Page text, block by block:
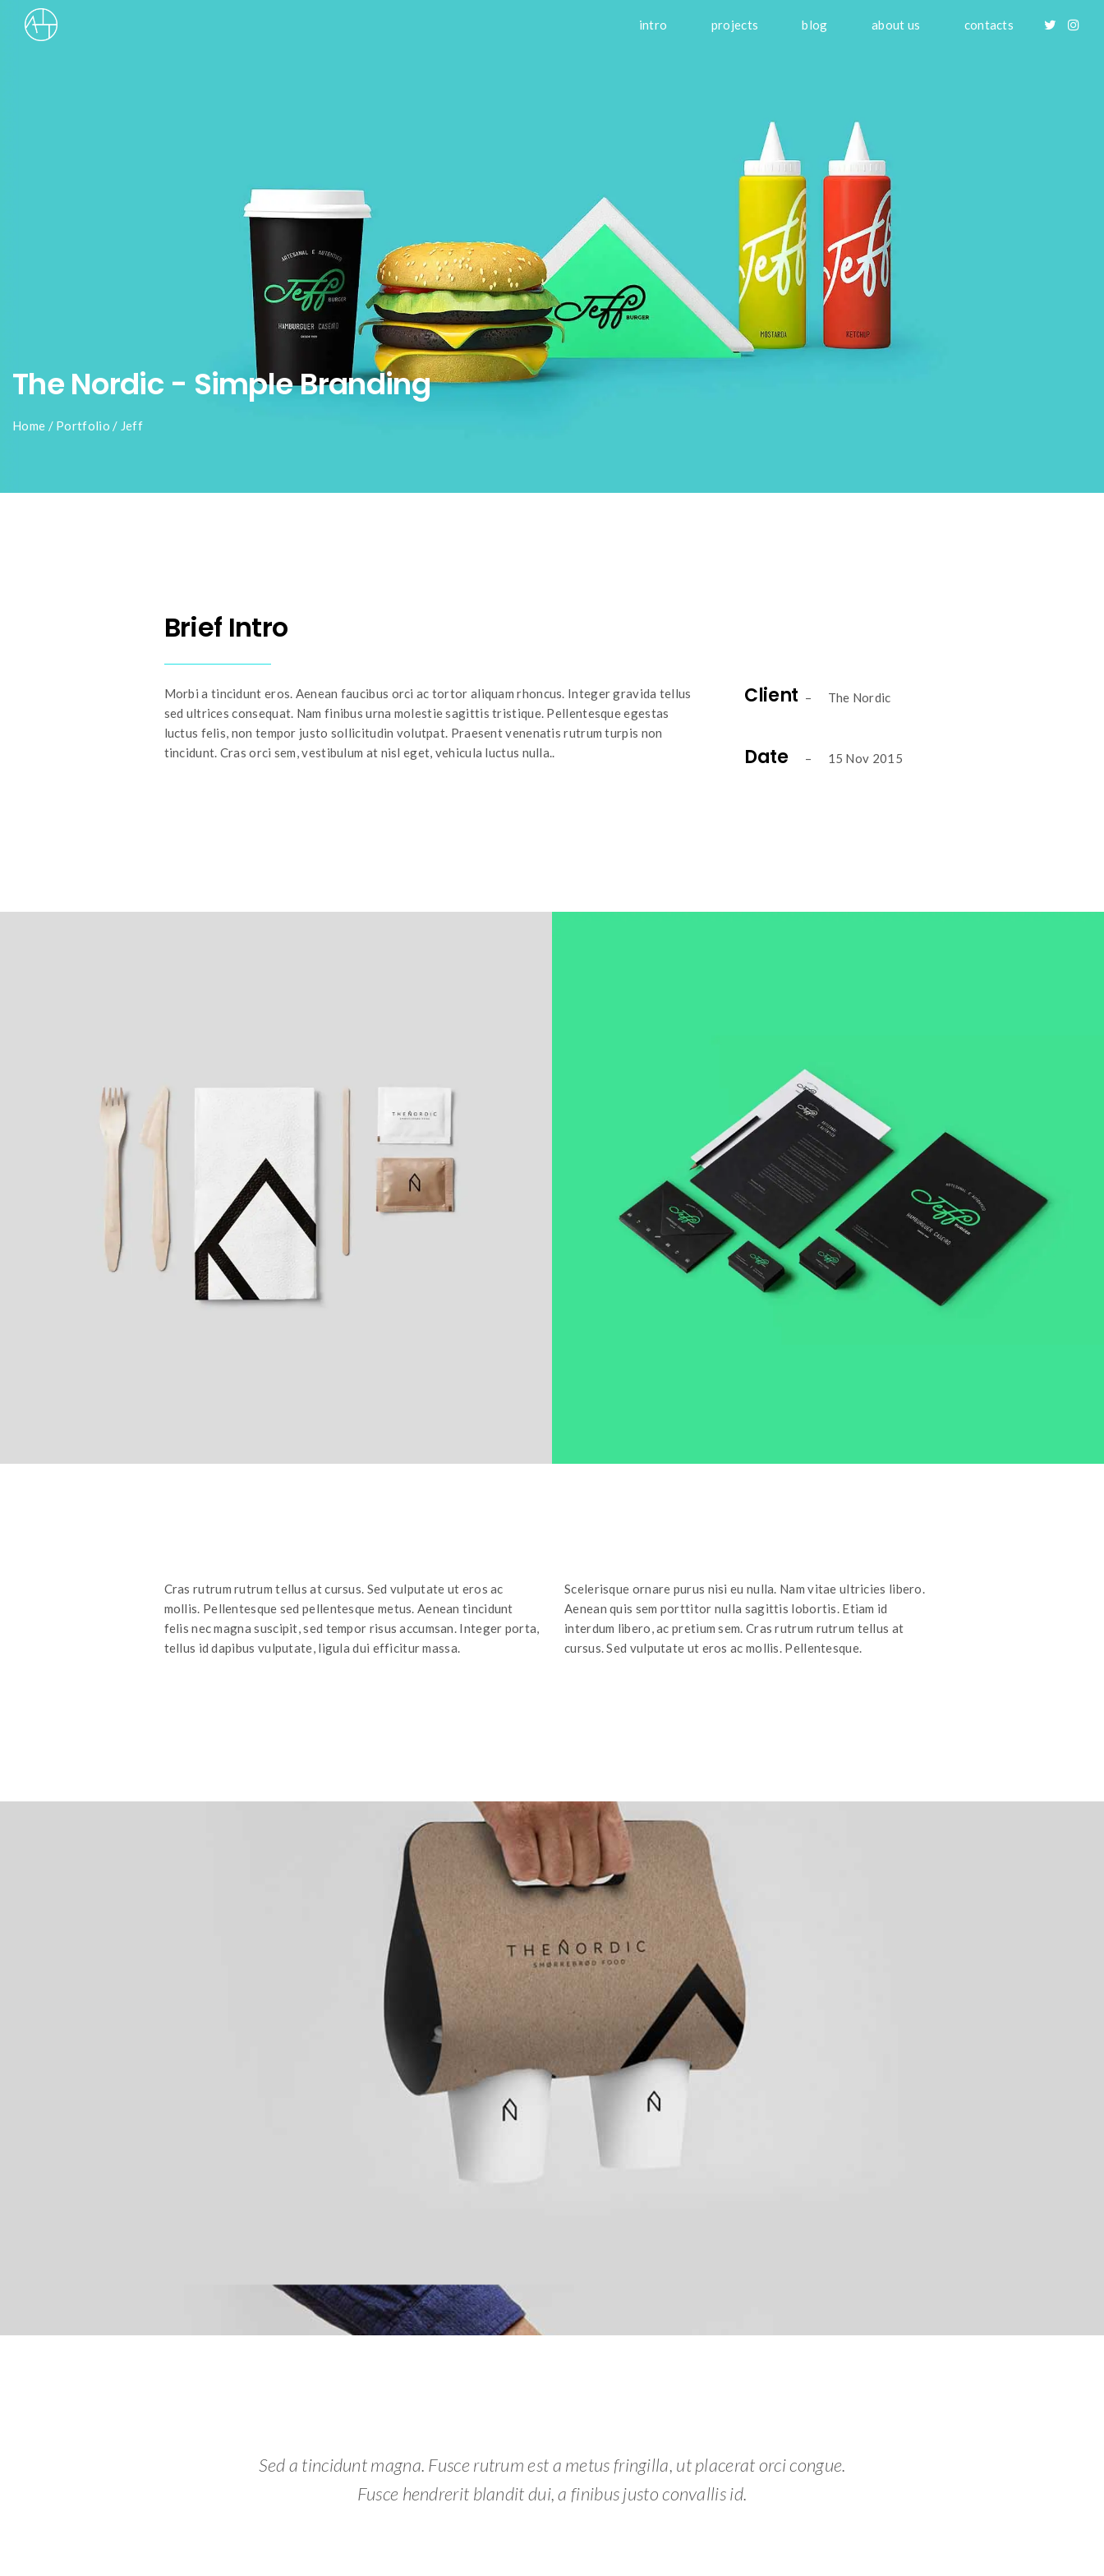
intro projects blog about us contacts
The Nordic - Simple Branding
Home / Portfolio / Jeff
Brief Intro
Morbi a tincidunt eros. Aenean faucibus orci ac tortor aliquam rhoncus. Integer gravida tellus
sed ultrices consequat. Nam finibus urna molestie sagittis tristique. Pellentesque egestas
luctus felis, non tempor justo sollicitudin volutpat. Praesent venenatis rutrum turpis non
tincidunt. Cras orci sem, vestibulum at nisl eget, vehicula luctus nulla..
Client – The Nordic
Date – 15 Nov 2015
Cras rutrum rutrum tellus at cursus. Sed vulputate ut eros ac
mollis. Pellentesque sed pellentesque metus. Aenean tincidunt
felis nec magna suscipit, sed tempor risus accumsan. Integer porta,
tellus id dapibus vulputate, ligula dui efficitur massa.
Scelerisque ornare purus nisi eu nulla. Nam vitae ultricies libero.
Aenean quis sem porttitor nulla sagittis lobortis. Etiam id
interdum libero, ac pretium sem. Cras rutrum rutrum tellus at
cursus. Sed vulputate ut eros ac mollis. Pellentesque.
Sed a tincidunt magna. Fusce rutrum est a metus fringilla, ut placerat orci congue.
Fusce hendrerit blandit dui, a finibus justo convallis id.